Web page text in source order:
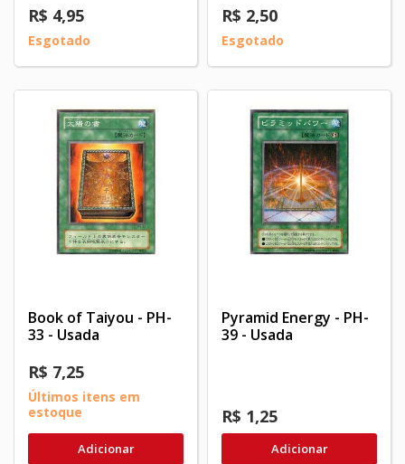
R$ 4,95
Esgotado
R$ 2,50
Esgotado
Book of Taiyou - PH-
33 - Usada
R$ 7,25
Últimos itens em
estoque
Adicionar
Pyramid Energy - PH-
39 - Usada
R$ 1,25
Adicionar